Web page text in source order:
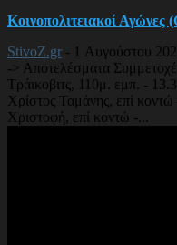
Κοινοπολιτειακοί Αγώνες
StivoZ.gr - 1 Αυγούστου
-> Αποτελέσματα
Τράικοβιτς, 110μ. εμπ. -
Χρίστος Ταμάνης, επί
Χριστοφή, επί κοντώ -...